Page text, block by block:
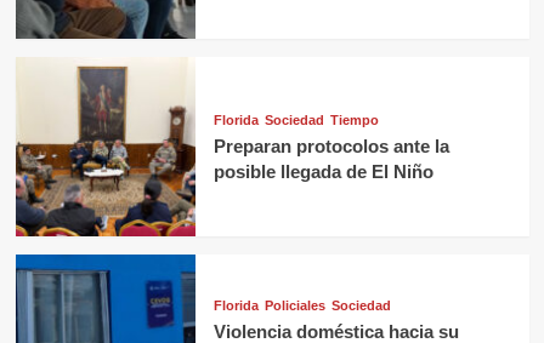
Florida Sociedad Tiempo
Preparan protocolos ante la
posible llegada de El Niño
Florida Policiales Sociedad
Violencia doméstica hacia su